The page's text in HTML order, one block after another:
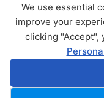
We use essential
improve your
clicking "Accept",
© Copyright 2025 ΕΣΥΠ